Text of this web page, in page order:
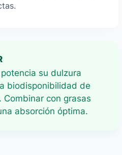
su dulzura
biodisponibilidad de
Combinar con grasas
absorción óptima.